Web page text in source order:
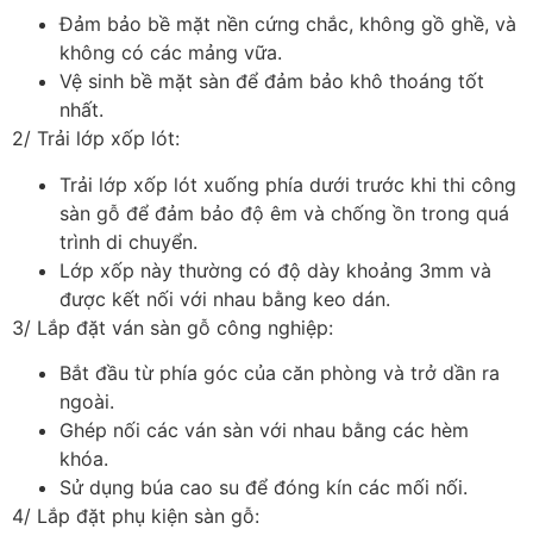
Đảm bảo bề mặt nền cứng chắc, không gồ ghề, và
không có các mảng vữa.
Vệ sinh bề mặt sàn để đảm bảo khô thoáng tốt
nhất.
2/ Trải lớp xốp lót:
Trải lớp xốp lót xuống phía dưới trước khi thi công
sàn gỗ để đảm bảo độ êm và chống ồn trong quá
trình di chuyển.
Lớp xốp này thường có độ dày khoảng 3mm và
được kết nối với nhau bằng keo dán.
3/ Lắp đặt ván sàn gỗ công nghiệp:
Bắt đầu từ phía góc của căn phòng và trở dần ra
ngoài.
Ghép nối các ván sàn với nhau bằng các hèm
khóa.
Sử dụng búa cao su để đóng kín các mối nối.
4/ Lắp đặt phụ kiện sàn gỗ: